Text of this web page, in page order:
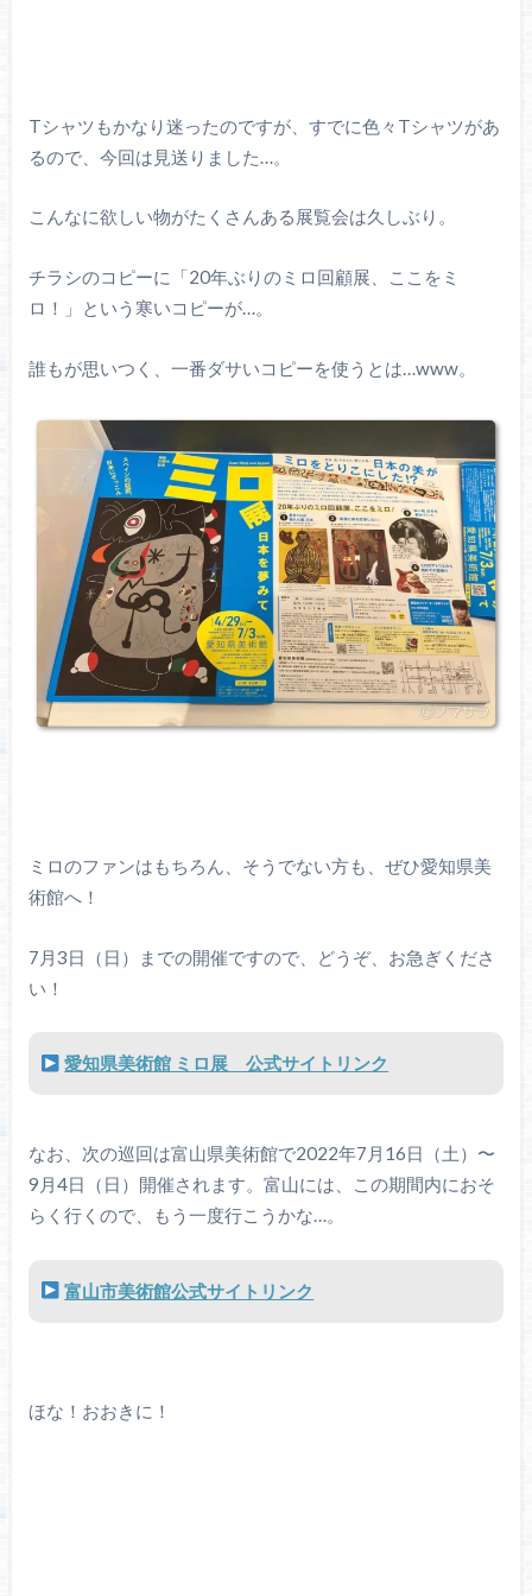
Tシャツもかなり迷ったのですが、すでに色々Tシャツがあ
るので、今回は見送りました…。
こんなに欲しい物がたくさんある展覧会は久しぶり。
チラシのコピーに「20年ぶりのミロ回顧展、ここをミ
ロ！」という寒いコピーが…。
誰もが思いつく、一番ダサいコピーを使うとは…www。
ミロのファンはもちろん、そうでない方も、ぜひ愛知県美
術館へ！
7月3日（日）までの開催ですので、どうぞ、お急ぎくださ
い！
愛知県美術館 ミロ展 公式サイトリンク
なお、次の巡回は富山県美術館で2022年7月16日（土）〜
9月4日（日）開催されます。富山には、この期間内におそ
らく行くので、もう一度行こうかな…。
富山市美術館公式サイトリンク
ほな！おおきに！